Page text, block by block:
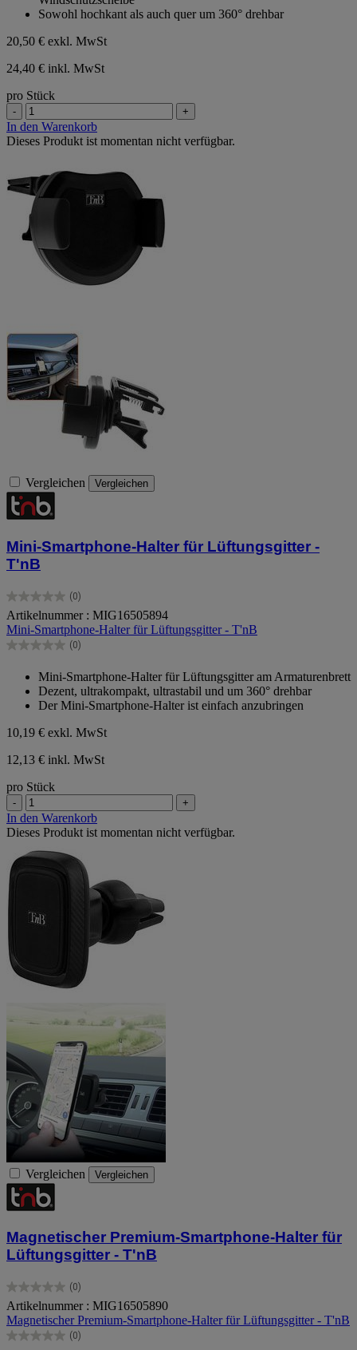
Sternen.
Sowohl hochkant als auch quer um 360° drehbar
20,50 € exkl. MwSt
24,40 € inkl. MwSt
pro Stück
- +
In den Warenkorb
Dieses Produkt ist momentan nicht verfügbar.
Vergleichen Vergleichen
Mini-Smartphone-Halter für Lüftungsgitter -
T'nB
(0)
0.0
von
5
Sternen.
Artikelnummer : MIG16505894
Mini-Smartphone-Halter für Lüftungsgitter - T'nB
(0)
0.0
Sternen.
Mini-Smartphone-Halter für Lüftungsgitter am Armaturenbrett
Dezent, ultrakompakt, ultrastabil und um 360° drehbar
Der Mini-Smartphone-Halter ist einfach anzubringen
10,19 € exkl. MwSt
12,13 € inkl. MwSt
pro Stück
- +
In den Warenkorb
Dieses Produkt ist momentan nicht verfügbar.
Vergleichen Vergleichen
Magnetischer Premium-Smartphone-Halter für
Lüftungsgitter - T'nB
(0)
0.0
von
5
Sternen.
Artikelnummer : MIG16505890
Magnetischer Premium-Smartphone-Halter für Lüftungsgitter - T'nB
(0)
0.0